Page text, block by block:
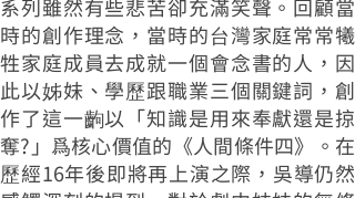
系列雖然有些悲苦卻充滿笑聲。回顧當
時的創作理念，當時的台灣家庭常常犧
牲家庭成員去成就一個會念書的人，因
此以姊妹、學歷跟職業三個關鍵詞，創
作了這一齣以「知識是用來奉獻還是掠
奪?」爲核心價值的《人間條件四》。在
歷經16年後即將再上演之際，吳導仍然